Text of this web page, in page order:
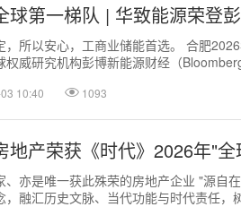
球第一梯队 | 华致能源荣登
，所以安心，工商业储能首选。 合肥
权威研究机构彭博新能源财经（
10:40 1093
地产荣获《时代》2026年"
、亦是唯一获此殊荣的房地产企业 "源自
，融汇历史文脉、当代功能与时代责任